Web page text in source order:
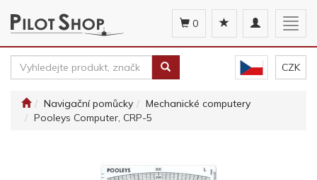
Toggle
navigation
0
CZK
Navigační pomůcky
Mechanické computery
Pooleys Computer, CRP-5